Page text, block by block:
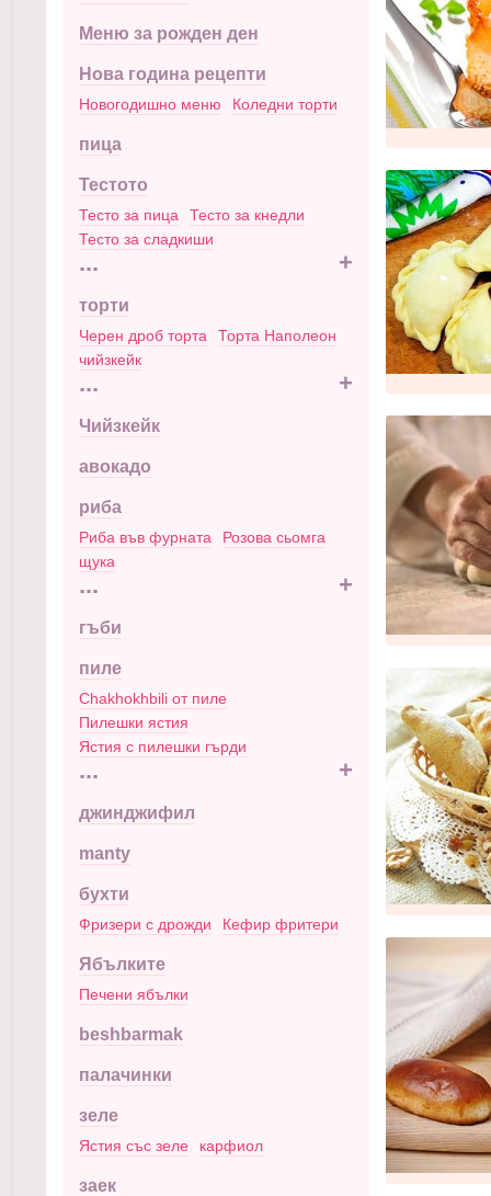
Меню за рожден ден
Нова година рецепти
Новогодишно меню Коледни торти
пица
Тестото
Тесто за пица
Тесто за кнедли
Тесто за сладкиши
... +
торти
Черен дроб торта
Торта Наполеон
чийзкейк
... +
Чийзкейк
авокадо
риба
Риба във фурната
Розова сьомга
щука
... +
гъби
пиле
Chakhokhbili от пиле
Пилешки ястия
Ястия с пилешки гърди
... +
джинджифил
manty
бухти
Фризери с дрожди Кефир фритери
Ябълките
Печени ябълки
beshbarmak
палачинки
зеле
Ястия със зеле карфиол
заек